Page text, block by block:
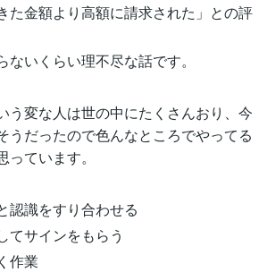
た金額より高額に請求された」との評
いくらい理不尽な話です。
う変な人は世の中にたくさんおり、今
うだったので色んなところでやってる
ています。
認識をすり合わせる
てサインをもらう
作業